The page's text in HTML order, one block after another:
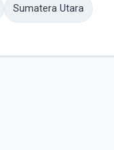
Sumatera Utara